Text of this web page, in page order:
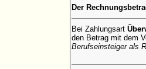
Der
Bei Zahlungsart
den Betrag mit dem
Berufseinsteiger als